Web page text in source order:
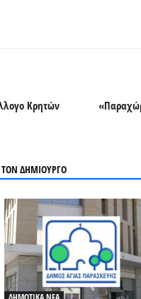
Κρητών
ΤΟΝ ΔΗΜΙΟΥΡΓΟ